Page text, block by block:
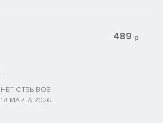
НЕТ ОТЗЫВОВ
18 МАРТА 2026
489 р